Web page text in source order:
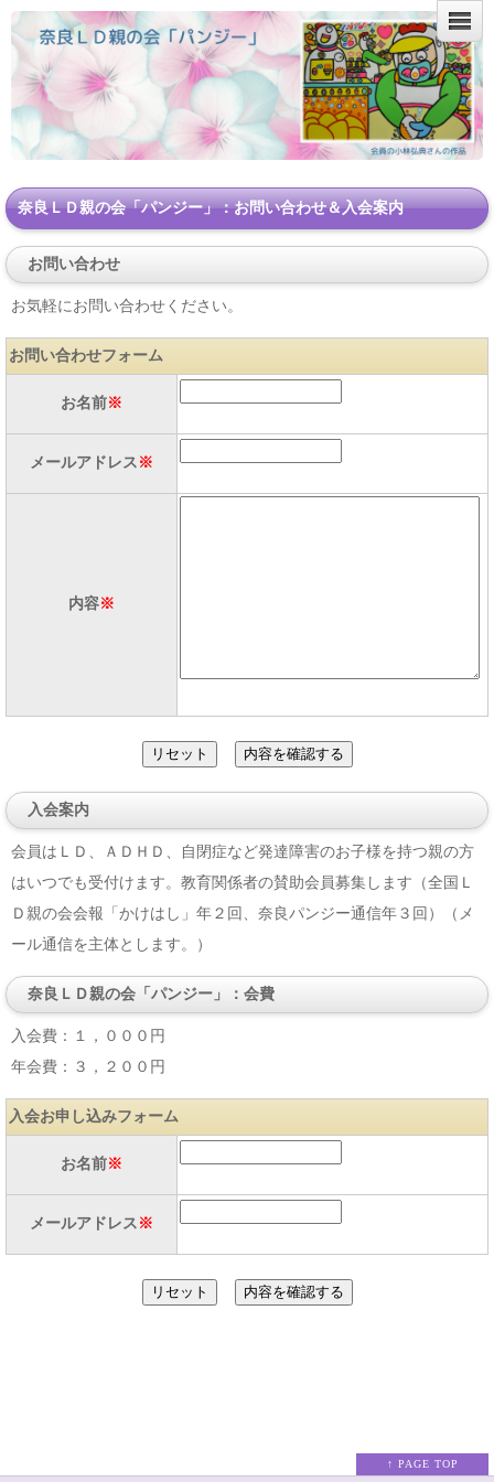
奈良ＬＤ親の会「パンジー」：お問い合わせ＆入会案内
お問い合わせ
お気軽にお問い合わせください。
お問い合わせフォーム
お名前※
メールアドレス ※
内容※
入会案内
会員はＬＤ、ＡＤＨＤ、自閉症など発達障害のお子様を持つ親の方
はいつでも受付けます。教育関係者の賛助会員募集します（全国Ｌ
Ｄ親の会会報「かけはし」年２回、奈良パンジー通信年３回）（メ
ール通信を主体とします。）
奈良ＬＤ親の会「パンジー」：会費
入会費：１，０００円
年会費：３，２００円
入会お申し込みフォーム
お名前※
メールアドレス ※
↑ PAGE TOP